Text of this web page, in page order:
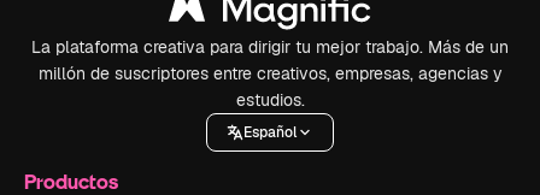
La plataforma creativa para dirigir tu mejor trabajo. Más de un
millón de suscriptores entre creativos, empresas, agencias y
estudios.
Español
Productos